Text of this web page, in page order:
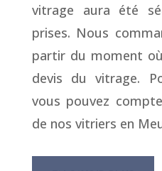
vitrage aura été
prises. Nous
partir du moment
devis du vitrage.
vous pouvez
de nos vitriers en